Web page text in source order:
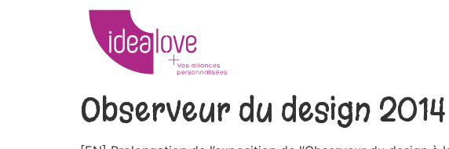
Observeur du design 2014